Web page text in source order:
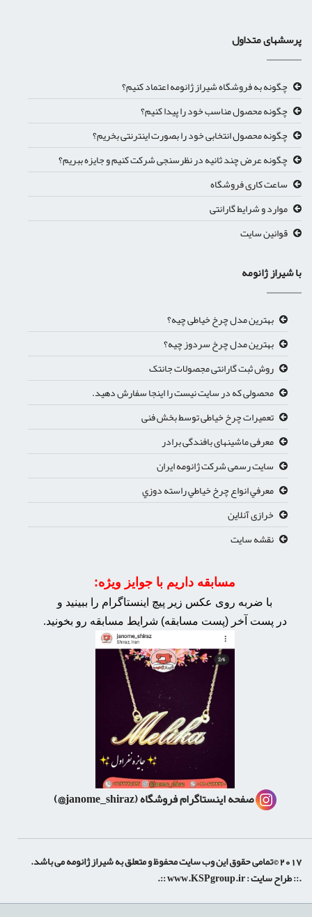
پرسشهای متداول
چگونه به فروشگاه شیراز ژانومه اعتماد کنیم؟
چگونه محصول مناسب خود را پیدا کنیم؟
چگونه محصول انتخابی خود را بصورت اینترنتی بخریم؟
چگونه عرض چند ثانیه در نظرسنجی شرکت کنیم و جایزه ببریم؟
ساعت کاری فروشگاه
موارد و شرایط گارانتی
قوانین سایت
با شیراز ژانومه
بهترین مدل چرخ خیاطی چیه؟
بهترین مدل چرخ سردوز چیه؟
روش ثبت گارانتی مجصولات جانتک
محصولی که در سایت نیست را اینجا سفارش دهید.
تعمیرات چرخ خیاطی توسط بخش فنی
معرفی ماشینهای بافندگی برادر
سایت رسمی شرکت ژانومه ایران
معرفي انواع چرخ خياطي راسته دوزي
خرازی آنلاین
نقشه سایت
مسابقه داریم با جوایز ویژه:
با ضربه روی عکس زیر پیچ اینستاگرام را ببینید و
در پست آخر (پست مسابقه) شرایط مسابقه رو بخونید.
صفحه اینستاگرام فروشگاه(janome_shiraz@)
2017 ©تمامی حقوق این وب سایت محفوظ و متعلق به شیراز ژانومه می باشد.
.:: طراح سایت :www.KSPgroup.ir
::.